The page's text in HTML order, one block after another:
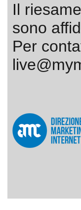
Il
sono
Per